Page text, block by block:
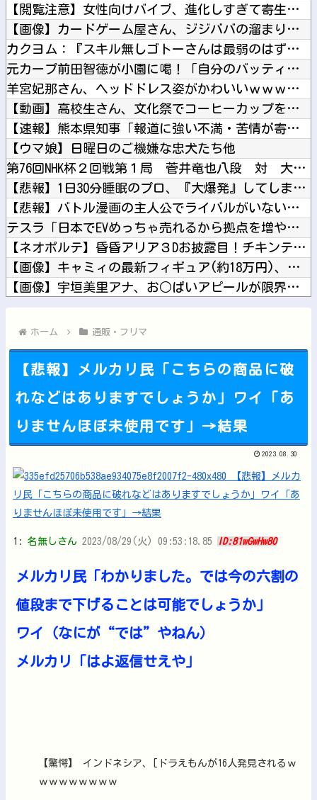
【閲覧注意】女性向けバイブ、進化しすぎて寄生獣みたいになって...
【画像】カードゲーム屋さん、ジジババの溜まり場になって終わる...
カクヨム：『スキル無しゴトーさんは最弱のはずです！～勇者召喚...
元カープ前田智徳が小園に喝！「自分のバッティングが確立できて...
羊宮妃那さん、ヘッドドレス姿がかわいいｗｗｗｗ他
【動画】高校生さん、文化祭でコーヒーカップを作って大盛りあが...
【速報】熊本県知事「報道に強い不満・苦情が寄せられている」→...
【ウマ娘】日曜日のご機嫌な忠犬たち他
第76回NHK杯２回戦第１局 菅井竜也八段 対 大橋貴洸七段...
【悲報】1日30分睡眠のプロ、『大爆発』してしまった結果・・...
【悲報】バトル漫画の主人公でライバルがいないキャラ、存在しな...
テスラ「日本でEVめっちゃ売れるから拠点を増やすね」他
【ネオポルテ】昏昏アリア３Dお披露目！チキンテカテカ他
【画像】キャミィの最新フィギュア(約18万円)、ガチで作り込...
【画像】宇垣美里アナ、お○ぱいアピールが限界突破してしまうｗ...
Powered by livedoor 相互RSS
ホーム 通販・フリマ
【悲報】メルカリ民「こちらの商品に破
れなどはありますでしょうか」ワイ「あ
りませんほぼ未使用です」→結果
2023.08.30
1: 名無しさん 2023/08/29(火) 09:53:18.85 ID:81wGwHw80
メルカリ民「わかりました。では今の六割の
値段まで下げることは可能でしょうか」
ワイ（なにが“では”やねん）
メルカリ「はよ返信せえや」
【驚愕】 インドネシア、[ドラえもんが16人発見されるｗ
ｗｗｗｗｗｗｗｗ